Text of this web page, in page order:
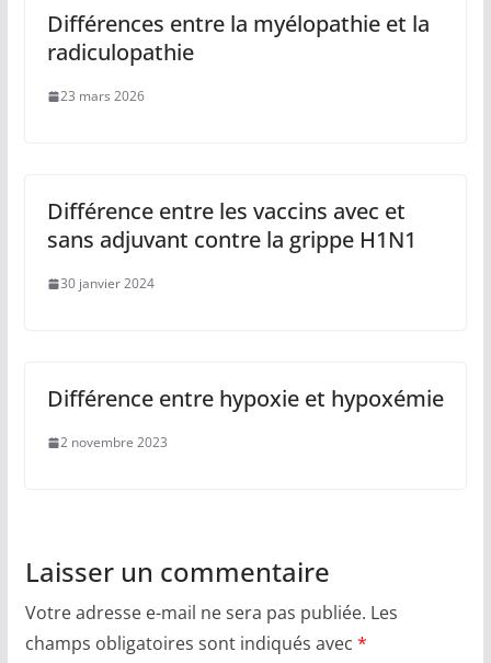
Différences entre la myélopathie et la
radiculopathie
23 mars 2026
Différence entre les vaccins avec et
sans adjuvant contre la grippe H1N1
30 janvier 2024
Différence entre hypoxie et hypoxémie
2 novembre 2023
Laisser un commentaire
Votre adresse e-mail ne sera pas publiée. Les
champs obligatoires sont indiqués avec *